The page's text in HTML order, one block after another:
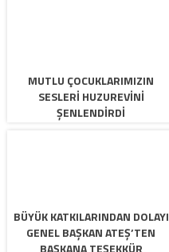
MUTLU ÇOCUKLARIMIZIN
SESLERİ HUZUREVİNİ
ŞENLENDİRDİ
BÜYÜK KATKILARINDAN DOLAYI
GENEL BAŞKAN ATEŞ’TEN
BAŞKANA TEŞEKKÜR